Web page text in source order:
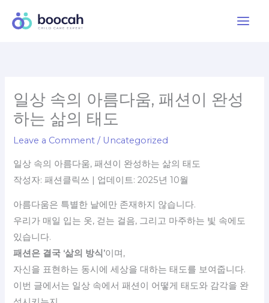
일상 속의 아름다움, 패션이 완성
하는 삶의 태도
Leave a Comment / Uncategorized
일상 속의 아름다움, 패션이 완성하는 삶의 태도
작성자: 패션클릭쓰 | 업데이트: 2025년 10월
아름다움은 특별한 날에만 존재하지 않습니다.
우리가 매일 입는 옷, 걷는 걸음, 그리고 마주하는 빛 속에도
있습니다.
패션은 결국 ‘삶의 방식’이며,
자신을 표현하는 동시에 세상을 대하는 태도를 보여줍니다.
이번 글에서는 일상 속에서 패션이 어떻게 태도와 감각을 완